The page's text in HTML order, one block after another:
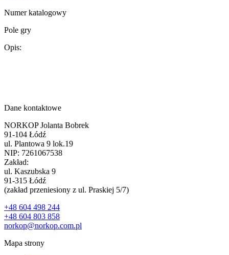
Numer katalogowy
Pole gry
Opis:
Dane kontaktowe
NORKOP Jolanta Bobrek
91-104 Łódź
ul. Plantowa 9 lok.19
NIP: 7261067538
Zakład:
ul. Kaszubska 9
91-315 Łódź
(zakład przeniesiony z ul. Praskiej 5/7)
+48 604 498 244
+48 604 803 858
norkop@norkop.com.pl
Mapa strony